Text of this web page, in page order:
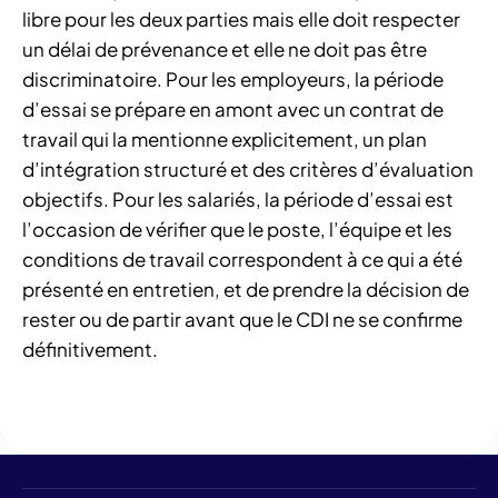
libre pour les deux parties mais elle doit respecter
un délai de prévenance et elle ne doit pas être
discriminatoire. Pour les employeurs, la période
d’essai se prépare en amont avec un contrat de
travail qui la mentionne explicitement, un plan
d’intégration structuré et des critères d’évaluation
objectifs. Pour les salariés, la période d’essai est
l’occasion de vérifier que le poste, l’équipe et les
conditions de travail correspondent à ce qui a été
présenté en entretien, et de prendre la décision de
rester ou de partir avant que le CDI ne se confirme
définitivement.